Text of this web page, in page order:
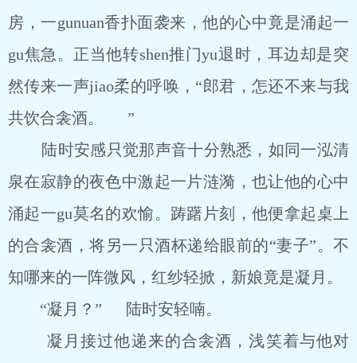
房，一gunuan香扑面袭来，他的心中竟是涌起一
gu焦急。正当他转shen推门yu退时，耳边却是突
然传来一声jiao柔的呼唤，“郎君，怎还不来与我
共饮合衾酒。 ”
陆时安感只觉那声音十分熟悉，如同一泓清
泉在寂静的夜色中激起一片涟漪，也让他的心中
涌起一gu莫名的欢愉。踌躇片刻，他便拿起桌上
的合衾酒，将另一只酒杯递给眼前的“妻子”。不
知哪来的一阵微风，红纱轻掀，新娘竟是凝月。
“凝月？” 陆时安轻喃。
凝月接过他递来的合衾酒，浅笑着与他对